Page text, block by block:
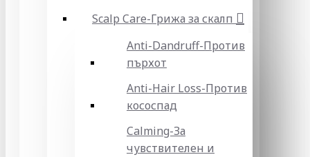
Scalp Care-Грижа за скалп
Anti-Dandruff-Против
пърхот
Anti-Hair Loss-Против
кососпад
Calming-За
чувствителен и